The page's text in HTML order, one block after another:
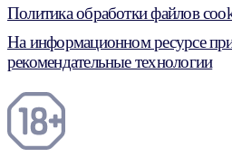
Политика обработки файлов
На информационном ресурсе
рекомендательные технологии